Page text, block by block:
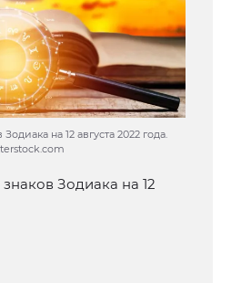
на 12 августа 2022 года.
Зодиака на 12